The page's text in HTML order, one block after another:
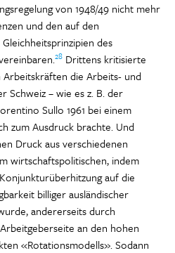
von 1948/49 nicht mehr
und den auf den
des
28 Drittens kritisierte
die Arbeits- und
Schweiz – wie es z. B. der
Sullo 1961 bei einem
zum Ausdruck brachte. Und
Druck aus verschiedenen
wirtschaftspolitischen, indem
auf die
billiger ausländischer
andererseits durch
an den hohen
«Rotationsmodells». Sodann